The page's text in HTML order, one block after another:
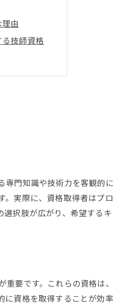
由
技師資格
の変化
の場
ント
とは
バイス
する理由
長する方法
与える影響
門知識や技術力を客観的
実際に、資格取得者はプ
択肢が広がり、希望する
要です。これらの資格は
資格を取得することが効